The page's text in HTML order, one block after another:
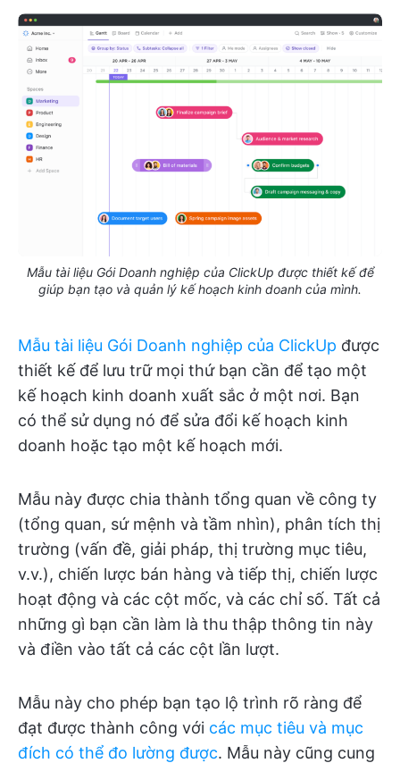
Mẫu tài liệu Gói Doanh nghiệp của ClickUp được thiết kế để
giúp bạn tạo và quản lý kế hoạch kinh doanh của mình.
Mẫu tài liệu Gói Doanh nghiệp của ClickUp được
thiết kế để lưu trữ mọi thứ bạn cần để tạo một
kế hoạch kinh doanh xuất sắc ở một nơi. Bạn
có thể sử dụng nó để sửa đổi kế hoạch kinh
doanh hoặc tạo một kế hoạch mới.
Mẫu này được chia thành tổng quan về công ty
(tổng quan, sứ mệnh và tầm nhìn), phân tích thị
trường (vấn đề, giải pháp, thị trường mục tiêu,
v.v.), chiến lược bán hàng và tiếp thị, chiến lược
hoạt động và các cột mốc, và các chỉ số. Tất cả
những gì bạn cần làm là thu thập thông tin này
và điền vào tất cả các cột lần lượt.
Mẫu này cho phép bạn tạo lộ trình rõ ràng để
đạt được thành công với các mục tiêu và mục
đích có thể đo lường được. Mẫu này cũng cung